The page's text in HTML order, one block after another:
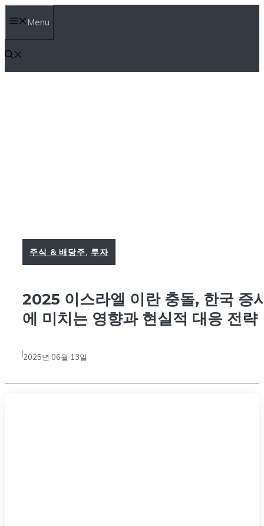
컨
텐
츠
Menu
주식 & 배당주, 투자
2025 이스라엘 이란 충돌, 한국 증
에 미치는 영향과 현실적 대응 전략
2025년 06월 13일